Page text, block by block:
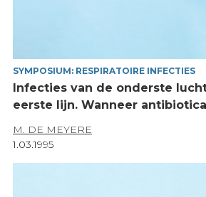
SYMPOSIUM: RESPIRATOIRE INFECTIES
Infecties van de onderste
eerste lijn. Wanneer
M. DE MEYERE
1.03.1995